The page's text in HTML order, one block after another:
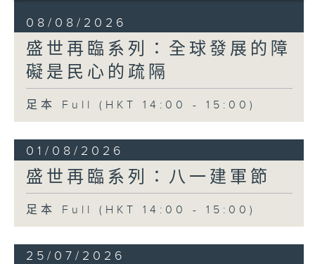
08/08/2026
盛世再臨系列：全球發展的障
礙是民心的疏隔
足本 Full (HKT 14:00 - 15:00)
01/08/2026
盛世再臨系列：八一建軍節
足本 Full (HKT 14:00 - 15:00)
25/07/2026